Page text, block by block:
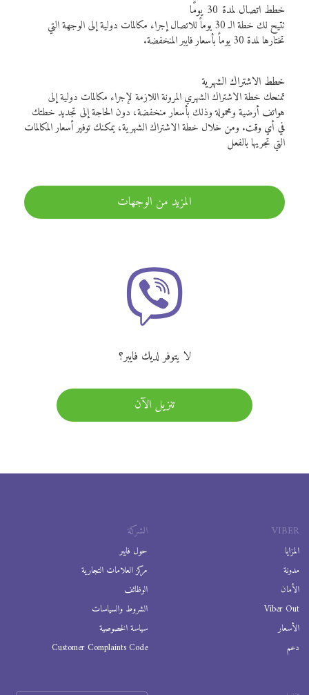
خطط اتصال لمدة 30 يومًا
تتيح لك خطة الـ 30 يوماً للاتصال إجراء مكالمات دولية إلى الوجهة التي
تختارها لمدة 30 يوماً بأسعار فايبر المنخفضة.
خطط الاشتراك الشهرية
تمنحك خطة الاشتراك الشهري المرونة اللازمة لإجراء مكالمات دولية إلى
هواتف أرضية ومحمولة وذلك بأسعار منخفضة، دون الحاجة إلى تجديد خطتك
في أي وقت. ومن خلال خطة الاشتراك الشهرية، يمكنك توفير أسعار المكالمات
التي تجريها بالفعل
المزيد من الوجهات
لا يتوفر لديك فايبر؟
تنزيل الآن
VIBER
المزايا
مدونة
الأمان
Viber Out
الأسعار
دعم
الشركة
حول فايبر
مركز العلامات التجارية
الوظائف
الشروط والسياسات
سياسة الخصوصية
Customer Complaints Code